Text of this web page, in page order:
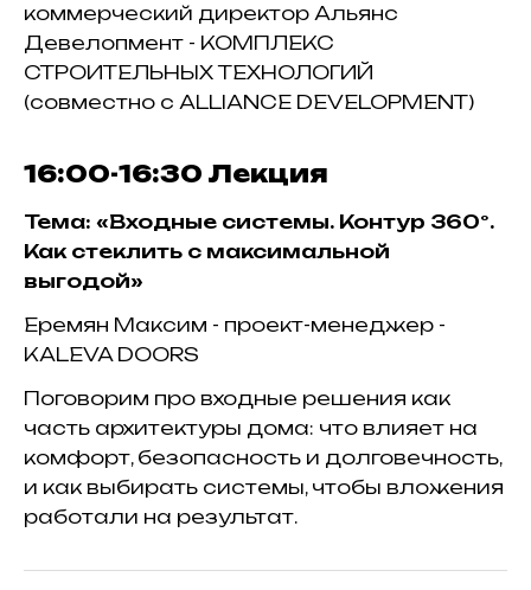
коммерческий директор Альянс
Девелопмент - КОМПЛЕКС
СТРОИТЕЛЬНЫХ ТЕХНОЛОГИЙ
(совместно с ALLIANCE DEVELOPMENT)
16:00-16:30 Лекция
Тема: «Входные системы. Контур 360°.
Как стеклить с максимальной
выгодой»
Еремян Максим - проект-менеджер -
KALEVA DOORS
Поговорим про входные решения как
часть архитектуры дома: что влияет на
комфорт, безопасность и долговечность,
и как выбирать системы, чтобы вложения
работали на результат.